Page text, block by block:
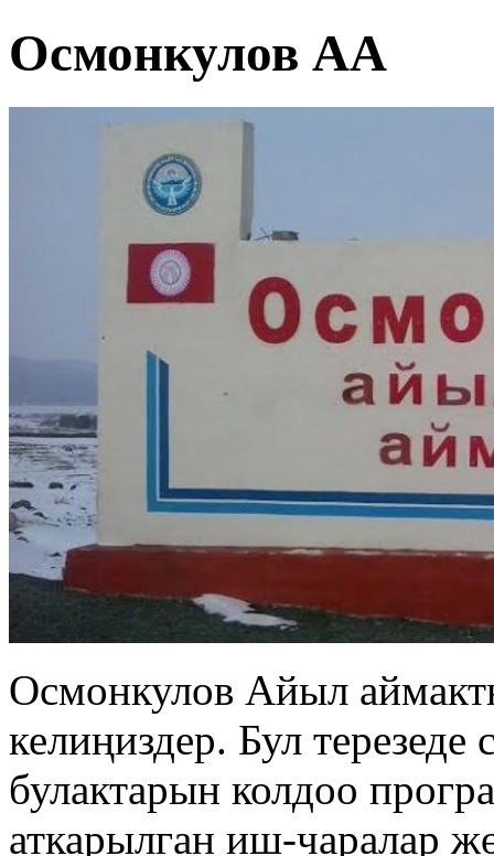
Осмонкулов АА
Осмонкулов Айыл
келиңиздер. Бул
булактарын колдоо
аткарылган иш-чаралар